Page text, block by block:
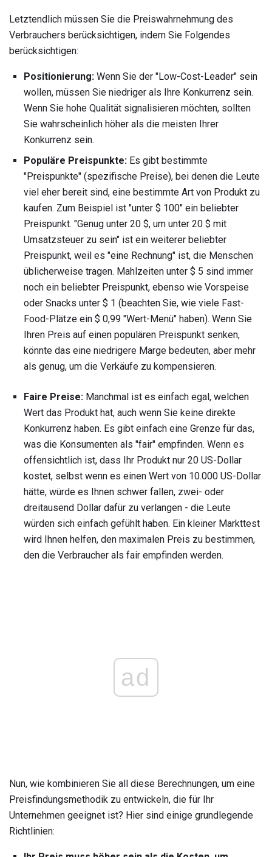
Letztendlich müssen Sie die Preiswahrnehmung des
Verbrauchers berücksichtigen, indem Sie Folgendes
berücksichtigen:
Positionierung: Wenn Sie der "Low-Cost-Leader" sein
wollen, müssen Sie niedriger als Ihre Konkurrenz sein.
Wenn Sie hohe Qualität signalisieren möchten, sollten
Sie wahrscheinlich höher als die meisten Ihrer
Konkurrenz sein.
Populäre Preispunkte: Es gibt bestimmte
"Preispunkte" (spezifische Preise), bei denen die Leute
viel eher bereit sind, eine bestimmte Art von Produkt zu
kaufen. Zum Beispiel ist "unter $ 100" ein beliebter
Preispunkt. "Genug unter 20 $, um unter 20 $ mit
Umsatzsteuer zu sein" ist ein weiterer beliebter
Preispunkt, weil es "eine Rechnung" ist, die Menschen
üblicherweise tragen. Mahlzeiten unter $ 5 sind immer
noch ein beliebter Preispunkt, ebenso wie Vorspeise
oder Snacks unter $ 1 (beachten Sie, wie viele Fast-
Food-Plätze ein $ 0,99 "Wert-Menü" haben). Wenn Sie
Ihren Preis auf einen populären Preispunkt senken,
könnte das eine niedrigere Marge bedeuten, aber mehr
als genug, um die Verkäufe zu kompensieren.
Faire Preise: Manchmal ist es einfach egal, welchen
Wert das Produkt hat, auch wenn Sie keine direkte
Konkurrenz haben. Es gibt einfach eine Grenze für das,
was die Konsumenten als "fair" empfinden. Wenn es
offensichtlich ist, dass Ihr Produkt nur 20 US-Dollar
kostet, selbst wenn es einen Wert von 10.000 US-Dollar
hätte, würde es Ihnen schwer fallen, zwei- oder
dreitausend Dollar dafür zu verlangen - die Leute
würden sich einfach gefühlt haben. Ein kleiner Markttest
wird Ihnen helfen, den maximalen Preis zu bestimmen,
den die Verbraucher als fair empfinden werden.
ad
Nun, wie kombinieren Sie all diese Berechnungen, um eine
Preisfindungsmethodik zu entwickeln, die für Ihr
Unternehmen geeignet ist? Hier sind einige grundlegende
Richtlinien: